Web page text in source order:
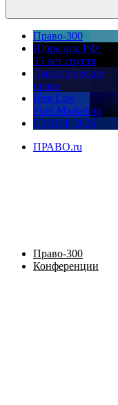
Право-300
Юррынок РФ:
35 лет спустя
Экологическое
право
Best Law
Firm Marketing
ПМЮФ 2026
ПРАВО.ru
Право-300
Конференции